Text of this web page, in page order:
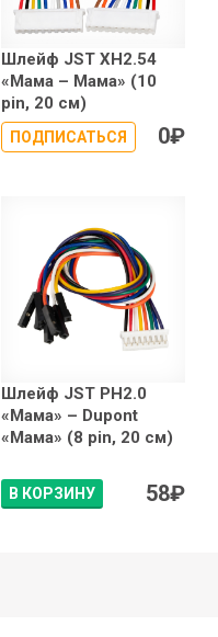
Шлейф JST XH2.54
«Мама – Мама» (10
pin, 20 см)
ПОДПИСАТЬСЯ 0₽
Шлейф JST PH2.0
«Мама» – Dupont
«Мама» (8 pin, 20 см)
В КОРЗИНУ 58₽